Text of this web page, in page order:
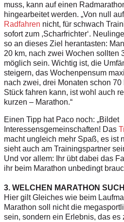
muss, kann auf einen
hingearbeitet werden. „Von null
Radfahren nicht, für schwach
sofort zum ,Scharfrichter‘.
so an dieses Ziel herantasten:
20 km, nach zwei Wochen sollten
möglich sein. Wichtig ist, die
steigern, das Wochenpensum
nach zwei, drei Monaten schon
Stück fahren kann, ist wohl auch
kurzen – Marathon.“
Einen Tipp hat Paco noch: „Bildet
Interessensgemeinschaften! Das
macht ungleich mehr Spaß, es ist
sieht auch am Trainingspartner
Und vor allem: Ihr übt dabei das
ihr beim Marathon unbedingt
3. WELCHEN MARATHON
Hier gilt Gleiches wie beim
Marathon soll nicht die
sein, sondern ein Erlebnis, das es